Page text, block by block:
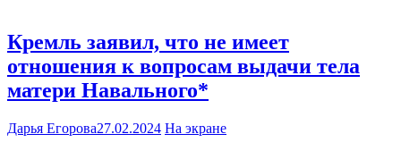
Кремль заявил, что не имеет
отношения к вопросам выдачи тела
матери Навального*
Дарья Егорова27.02.2024 На экране